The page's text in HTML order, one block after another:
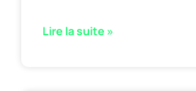
Lire la suite »